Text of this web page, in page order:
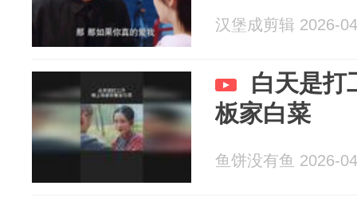
汉堡成剪辑 2026-
白天是打
板家白菜
鱼饼没有鱼 2026-